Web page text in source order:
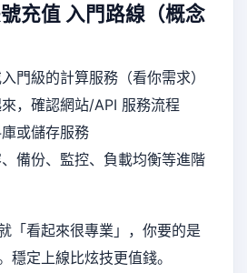
充值 入門路線（概念
門級的計算服務（看你需求）
，確認網站/API 服務流程
或儲存服務
備份、監控、負載均衡等進階
「看起來很專業」，你要的是
穩定上線比炫技更值錢。